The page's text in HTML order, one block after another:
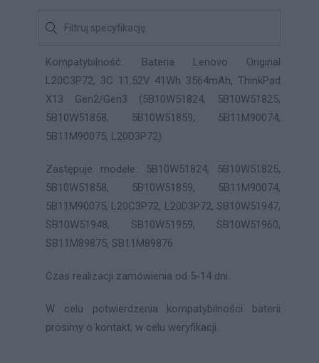
Kompatybilność: Bateria Lenovo Original
L20C3P72, 3C 11.52V 41Wh 3564mAh, ThinkPad
X13 Gen2/Gen3 (5B10W51824, 5B10W51825,
5B10W51858, 5B10W51859, 5B11M90074,
5B11M90075, L20D3P72)
Zastępuje modele: 5B10W51824, 5B10W51825,
5B10W51858, 5B10W51859, 5B11M90074,
5B11M90075, L20C3P72, L20D3P72, SB10W51947,
SB10W51948, SB10W51959, SB10W51960,
SB11M89875, SB11M89876
Czas realizacji zamówienia od 5-14 dni.
W celu potwierdzenia kompatybilności baterii
prosimy o kontakt, w celu weryfikacji.